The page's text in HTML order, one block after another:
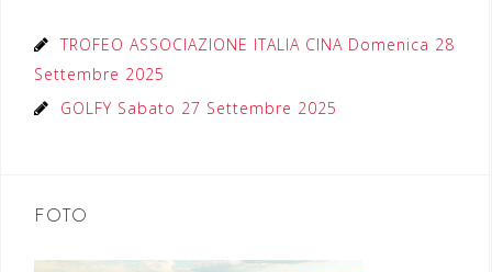
TROFEO ASSOCIAZIONE ITALIA CINA Domenica 28
Settembre 2025
GOLFY Sabato 27 Settembre 2025
FOTO